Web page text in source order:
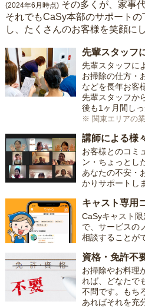
(2024年6月時点) その多くが、家事
それでもCaSy本部のサポート
し、たくさんのお客様を笑顔に
先輩スタッフ
先輩スタッフに
お掃除の仕方・
などを長年お客
先輩スタッフか
後も1ヶ月間しっ
※ 関東エリアの
講師による様
お客様とのコミ
ン・ちょっとし
あなたの不安・
かりサポートし
キャスト専用
CaSyキャスト限
で、サービスの
相談することが
資格・免許不
お掃除やお料理
れば、どなたで
不問です。もち
あればそれを充